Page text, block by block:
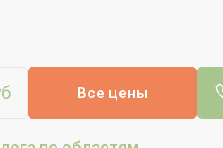
Все цены